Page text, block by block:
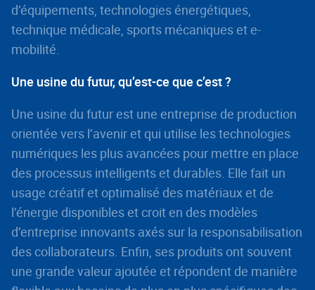
d’équipements, technologies énergétiques,
technique médicale, sports mécaniques et e-
mobilité.
Une usine du futur, qu’est-ce que c’est ?
Une usine du futur est une entreprise de production
orientée vers l’avenir et qui utilise les technologies
numériques les plus avancées pour mettre en place
des processus intelligents et durables. Elle fait un
usage créatif et optimalisé des matériaux et de
l’énergie disponibles et croit en des modèles
d’entreprise innovants axés sur la responsabilisation
des collaborateurs. Enfin, ses produits ont souvent
une grande valeur ajoutée et répondent de manière